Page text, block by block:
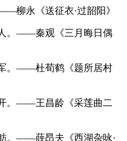
柳永《送征衣·过韶阳》
。——秦观《三月晦日偶
。——杜荀鹤《题所居村
。——王昌龄《采莲曲二
。——薛昂夫《西湖杂咏·